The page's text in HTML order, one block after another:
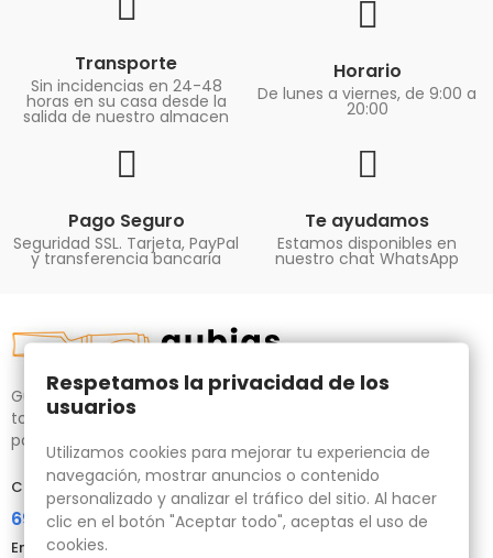
Transporte
Sin incidencias en 24-48
horas en su casa desde la
salida de nuestro almacen
Horario
De lunes a viernes, de 9:00 a
20:00
Pago Seguro
Seguridad SSL. Tarjeta, PayPal
y transferencia bancaria
Te ayudamos
Estamos disponibles en
nuestro chat WhatsApp
Gubias.com.es, tu tienda especializada en talla de madera,
tornos para bricolaje y maquinaria para la madera auxiliar
para tus necesidades.
Contacta con nosotros
696 95 85 58
Email
Respetamos la privacidad de los
usuarios
Utilizamos cookies para mejorar tu experiencia de
navegación, mostrar anuncios o contenido
personalizado y analizar el tráfico del sitio. Al hacer
clic en el botón "Aceptar todo", aceptas el uso de
cookies.